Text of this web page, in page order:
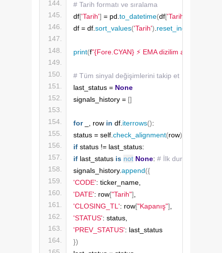
# Tarih formatı ve sıralama
df['Tarih'] = pd. to_datetime(df['Tarih'
df = df. sort_values('Tarih') reset_index
print(f"{Fore.CYAN} ⚡ EMA dizilim analizi
# Tüm sinyal değişimlerini takip et
last_status = None
signals_history = []
for _, row in df. iterrows():
status = self. check_alignment(row)
if status != last_status:
if last_status is not None: # İlk durumu
signals_history.append({
'CODE': ticker_name,
'DATE': row["Tarih"]
'CLOSING_TL': row["Kapanış"]
'STATUS': status,
'PREV_STATUS': last_status
})